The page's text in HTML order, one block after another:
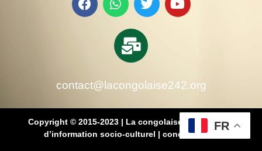
contact@lacongolaise242.org
Copyright © 2015-2023 | La congolaise 242 – média
d’information socio-culturel | conçu par SB
FR